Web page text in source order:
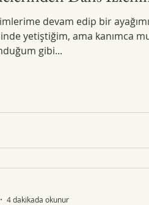
devam edip bir ayağımı
yetiştiğim, ama kanımca
gibi...
4 dakikada okunur